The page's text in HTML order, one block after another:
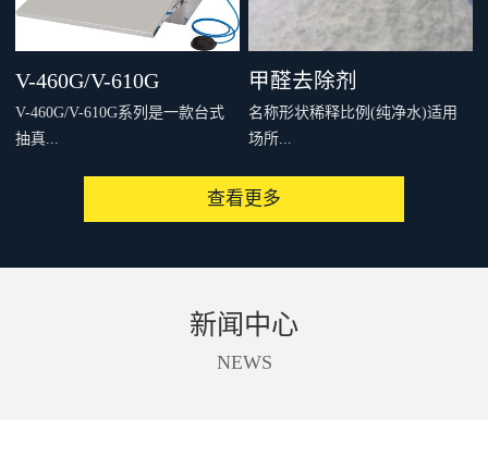
表面覆盖的磷灰石的可吸附其它
物质的特性，可以在不伤害基材
情况下也可以吸附室内的各种有
害物质，并在有光线照射时对其
进行分解，因此空气净化效率比
一般的光触媒产品有很大程度的
提高。4.附着力极强，一次施工
表面覆盖的磷灰石的可吸附其它
物质的特性，可以在不伤害基材
表面的前提下充分发挥光触媒的
特性。3.在夜间没有光线照射的
情况下也可以吸附室内的各种有
害物质，并在有光线照射时对其
进行分解，因此空气净化效率比
一般的光触媒产品有很大程度的
提高。4.附着力极强，一次施工
V-460G/V-610G
V-460G/V-610G系列是一款台式
抽真...
空、填充惰性气体。V-460GV-
相片喷嘴冲程长度为80mm时的相
甲醛去除剂
名称形状稀释比例(纯净水)适用
场所...
内、家居等处的甲醛等有机化合
ALT-CK白色粉末按1~2%比例稀
查看更多
新闻中心
NEWS